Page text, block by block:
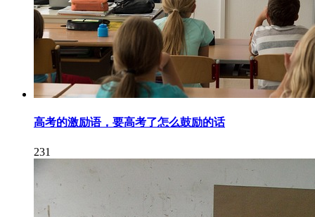
高考的激励语，要高考了怎么鼓励的话
231